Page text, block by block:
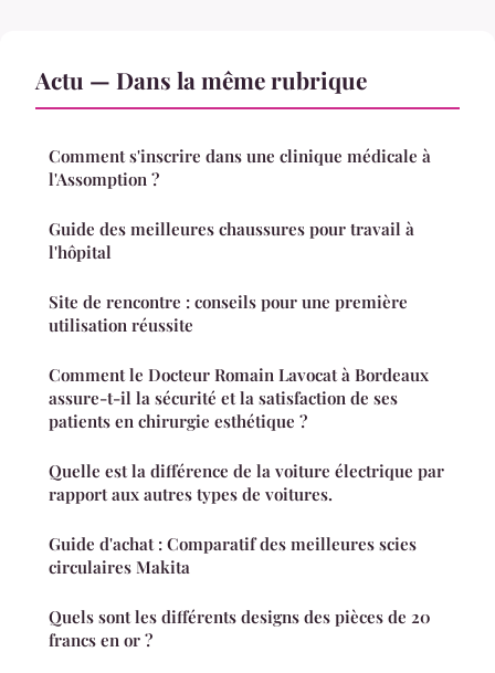
Actu — Dans la même rubrique
Comment s'inscrire dans une clinique médicale à
l'Assomption ?
Guide des meilleures chaussures pour travail à
l'hôpital
Site de rencontre : conseils pour une première
utilisation réussite
Comment le Docteur Romain Lavocat à Bordeaux
assure-t-il la sécurité et la satisfaction de ses
patients en chirurgie esthétique ?
Quelle est la différence de la voiture électrique par
rapport aux autres types de voitures.
Guide d'achat : Comparatif des meilleures scies
circulaires Makita
Quels sont les différents designs des pièces de 20
francs en or ?